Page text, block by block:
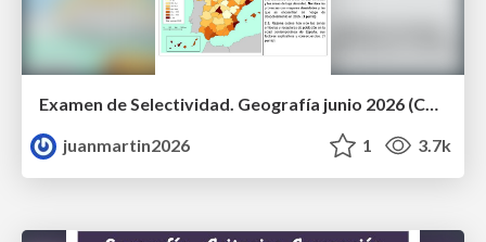
Examen de Selectividad. Geografía junio 2026 (Convocatoria Ordinaria). UCLM
juanmartin2026
1 3.7k